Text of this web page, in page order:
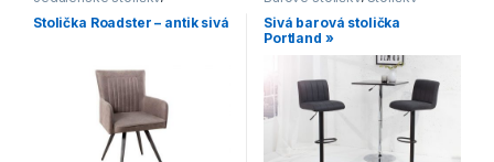
Jedálenské stoličky s
kovovou podnožou
Jedálenské stoličky v
modernom štýle,Stoličky
Stolička Roadster – antik sivá
Sivá barová stolička
Portland »